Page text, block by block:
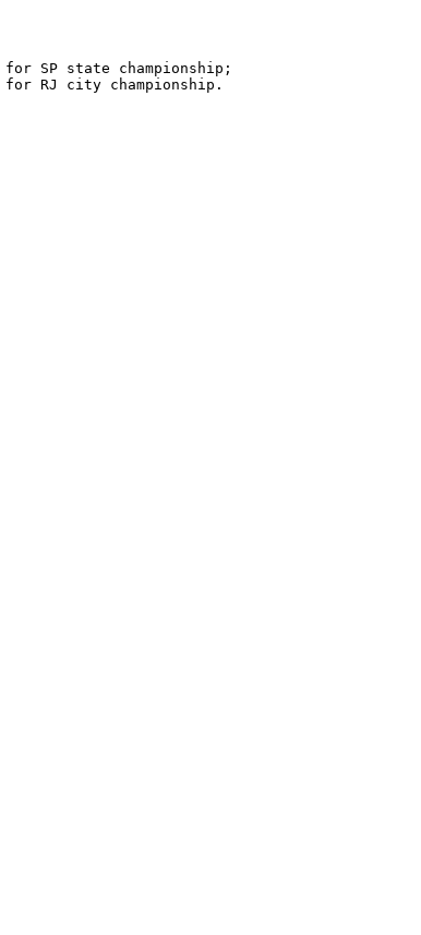
SP state championship;
for RJ city championship.